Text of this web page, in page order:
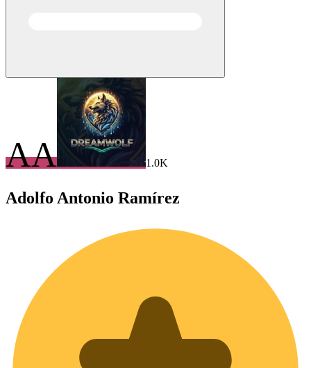
AA 1.0K
Adolfo Antonio Ramírez